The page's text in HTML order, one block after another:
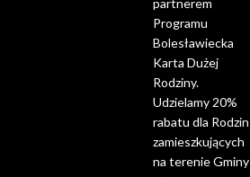
Programu
Bolesławiecka
Karta Dużej
Rodziny.
Udzielamy 20%
rabatu dla Rodzin
zamieszkujących
na terenie Gminy